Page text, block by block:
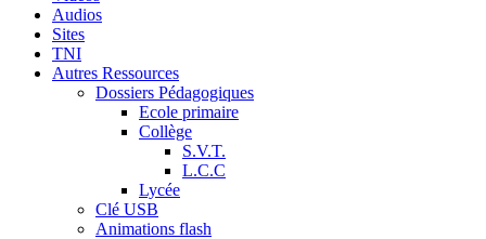
Audios
Sites
TNI
Autres Ressources
Dossiers Pédagogiques
Ecole primaire
Collège
S.V.T.
L.C.C
Lycée
Clé USB
Animations flash